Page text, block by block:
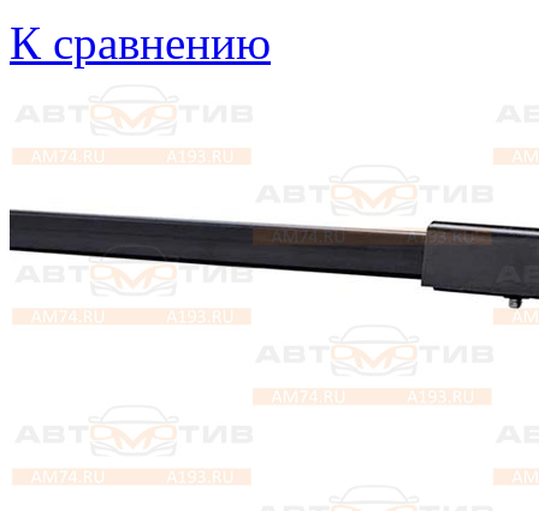
К сравнению